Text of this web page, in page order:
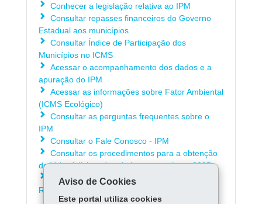
Conhecer a legislação relativa ao IPM
Consultar repasses financeiros do Governo
Estadual aos municípios
Consultar Índice de Participação dos
Municípios no ICMS
Acessar o acompanhamento dos dados e a
apuração do IPM
Acessar as informações sobre Fator Ambiental
(ICMS Ecológico)
Consultar as perguntas frequentes sobre o
IPM
Consultar o Fale Conosco - IPM
Consultar os procedimentos para a obtenção
do Valor Adicionado relativo ao ano-base 2025
Acessar o Manual e-Protocolo para
Recursos/Impugnações ao IPM Provisório
Aviso de Cookies
Este portal utiliza cookies